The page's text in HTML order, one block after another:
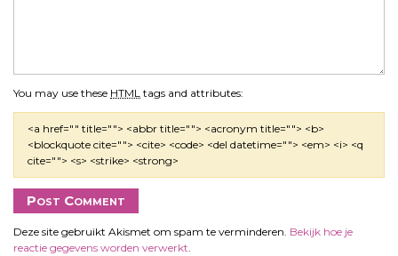
You may use these HTML tags and attributes:
<a href="" title=""> <abbr title=""> <acronym title=""> <b>
<blockquote cite=""> <cite> <code> <del datetime=""> <em> <i> <q
cite=""> <s> <strike> <strong>
Deze site gebruikt Akismet om spam te verminderen. Bekijk hoe je
reactie gegevens worden verwerkt.